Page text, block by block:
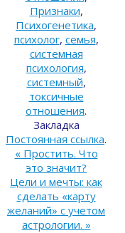
Признаки,
Психогенетика,
психолог, семья,
системная
психология,
системный,
токсичные
отношения.
Закладка
Постоянная ссылка.
«Простить. Что
это значит?
Цели и мечты: как
сделать «карту
желаний» с учетом
астрологии. »